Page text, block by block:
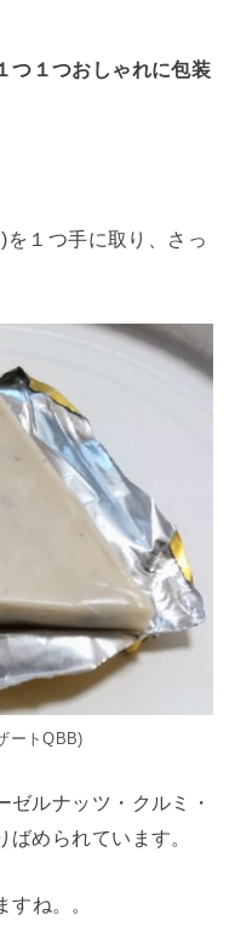
つ１つおしゃれに包装
１つ手に取り、さっ
ートQBB)
ゼルナッツ・クルミ・
められています。
すね。。